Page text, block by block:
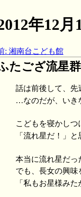
年12
: 湘南台こども館
たござ流星群
話は前後して、先
…なのだが、いき
こどもを寝かしつ
「流れ星だ！」
本当に流れ星だっ
でも、長女の興味
「私もお星様み